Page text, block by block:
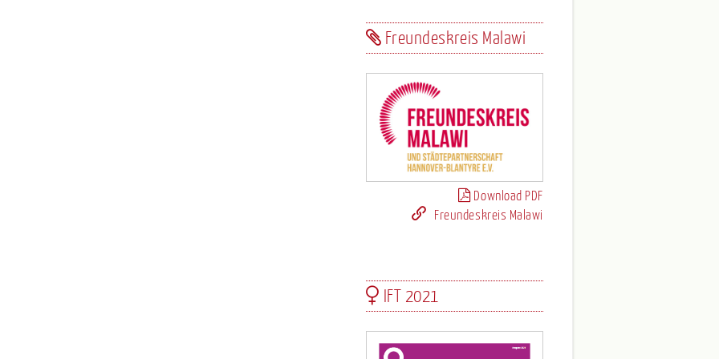
Freundeskreis Malawi
Download PDF
Freundeskreis Malawi
IFT 2021